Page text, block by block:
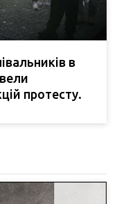
в
протесту.